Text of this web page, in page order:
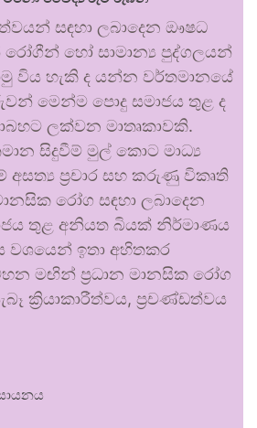
සඳහා ලබාදෙන ඖෂධ
හෝ සාමාන්‍ය පුද්ගලයන්
විය හැකි ද යන්න වර්තමානයේ
මෙන්ම පොදු සමාජය තුළ ද
ලක්වන මාතෘකාවකි.
සිදුවීම් මුල් කොට මාධ්‍ය
ප්‍රචාර සහ කරුණු විකෘති
රෝග සඳහා ලබාදෙන
තුළ අනියත බියක් නිර්මාණය
වශයෙන් ඉතා අහිතකර
මඟින් ප්‍රධාන මානසික රෝග
ක්‍රියාකාරීත්වය, ප්‍රචණ්ඩත්වය